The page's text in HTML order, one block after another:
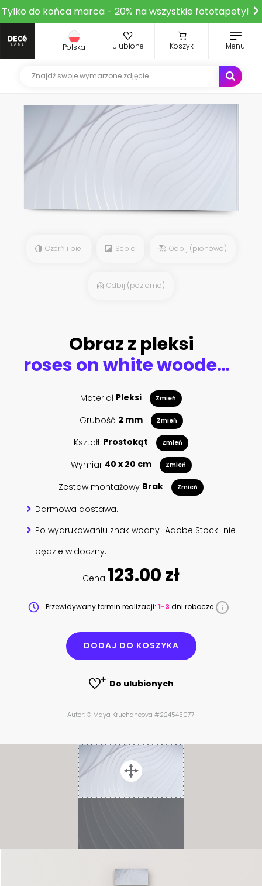
Tylko do końca marca - 20% na wszystkie fototapety!
Polska Ulubione Koszyk Menu
Czerń i biel Sepia Odbij (pionowo)
Odbij (poziomo)
Obraz z pleksi
roses on white wooden background
Materiał Pleksi Zmień
Grubość 2 mm Zmień
Kształt Prostokąt Zmień
Wymiar 40 x 20 cm Zmień
Zestaw montażowy Brak Zmień
Darmowa dostawa.
Po wydrukowaniu znak wodny "Adobe Stock" nie
będzie widoczny.
Cena 123.00 zł
Przewidywany termin realizacji: 1-3 dni robocze
DODAJ DO KOSZYKA
Do ulubionych
Autor: © Maya Kruchancova #224545077